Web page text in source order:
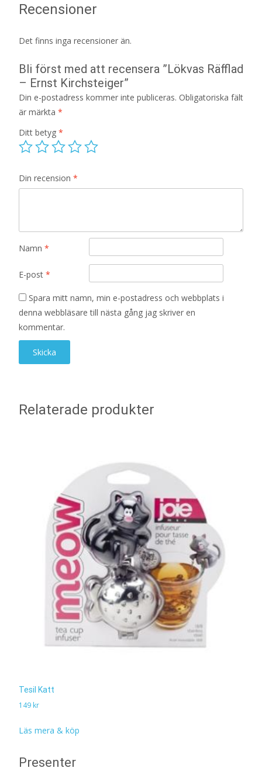
Recensioner
Det finns inga recensioner än.
Bli först med att recensera ”Lökvas Räfflad
– Ernst Kirchsteiger”
Din e-postadress kommer inte publiceras. Obligatoriska fält
är märkta *
Ditt betyg *
Din recension *
Namn *
E-post *
Spara mitt namn, min e-postadress och webbplats i
denna webbläsare till nästa gång jag skriver en
kommentar.
Relaterade produkter
Tesil Katt
149 kr
Läs mera & köp
Presenter